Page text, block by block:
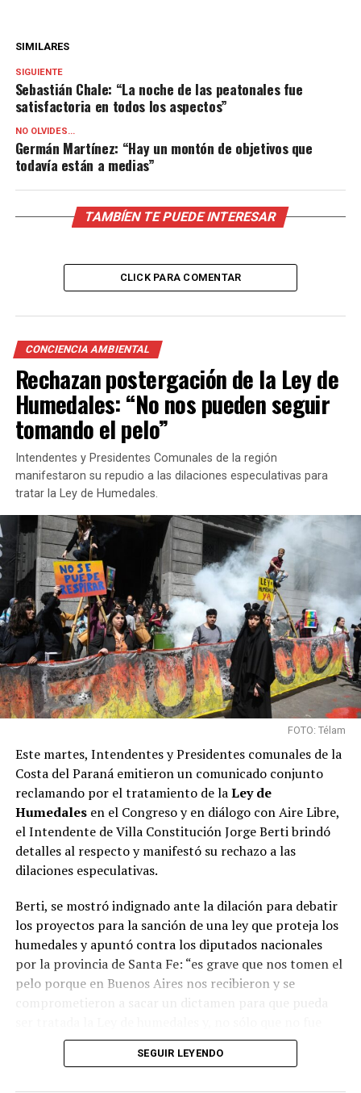
SIMILARES
SIGUIENTE
Sebastián Chale: “La noche de las peatonales fue
satisfactoria en todos los aspectos”
NO OLVIDES...
Germán Martínez: “Hay un montón de objetivos que
todavía están a medias”
TAMBÍEN TE PUEDE INTERESAR
CLICK PARA COMENTAR
CONCIENCIA AMBIENTAL
Rechazan postergación de la Ley de
Humedales: “No nos pueden seguir
tomando el pelo”
Intendentes y Presidentes Comunales de la región
manifestaron su repudio a las dilaciones especulativas para
tratar la Ley de Humedales.
FOTO: Télam
Este martes, Intendentes y Presidentes comunales de la
Costa del Paraná emitieron un comunicado conjunto
reclamando por el tratamiento de laLey de
Humedalesen el Congreso y en diálogo con Aire Libre,
el Intendente de Villa Constitución Jorge Berti brindó
detalles al respecto y manifestó su rechazo a las
dilaciones especulativas.
Berti, se mostró indignado ante la dilación para debatir
los proyectos para la sanción de una ley que proteja los
humedales y apuntó contra los diputados nacionales
por la provincia de Santa Fe: “es grave que nos tomen el
pelo porque en Buenos Aires nos recibieron y se
comprometieron a sacar un dictamen para que pueda
tratada, sino que ahora tienen más presente los
intereses económicos y no los ambientales”.
SEGUIR LEYENDO